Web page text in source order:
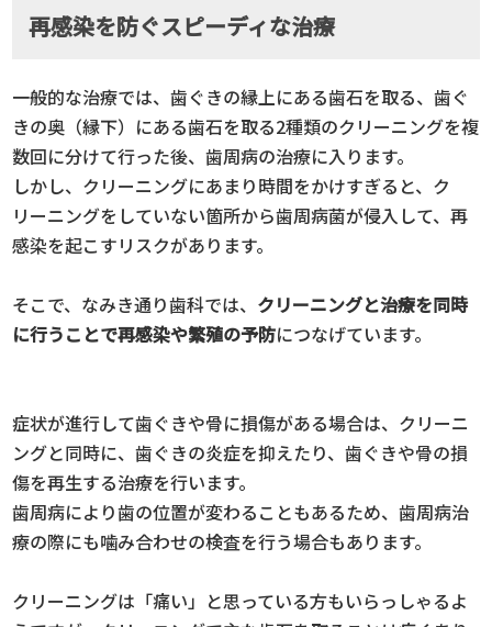
再感染を防ぐスピーディな治療
一般的な治療では、歯ぐきの縁上にある歯石を取る、歯ぐ
きの奥（縁下）にある歯石を取る2種類のクリーニングを複
数回に分けて行った後、歯周病の治療に入ります。
しかし、クリーニングにあまり時間をかけすぎると、ク
リーニングをしていない箇所から歯周病菌が侵入して、再
感染を起こすリスクがあります。
そこで、なみき通り歯科では、 クリーニングと治療を同時
に行うことで再感染や繁殖の予防につなげています。
症状が進行して歯ぐきや骨に損傷がある場合は、クリーニ
ングと同時に、歯ぐきの炎症を抑えたり、歯ぐきや骨の損
傷を再生する治療を行います。
歯周病により歯の位置が変わることもあるため、歯周病治
療の際にも噛み合わせの検査を行う場合もあります。
クリーニングは「痛い」と思っている方もいらっしゃるよ